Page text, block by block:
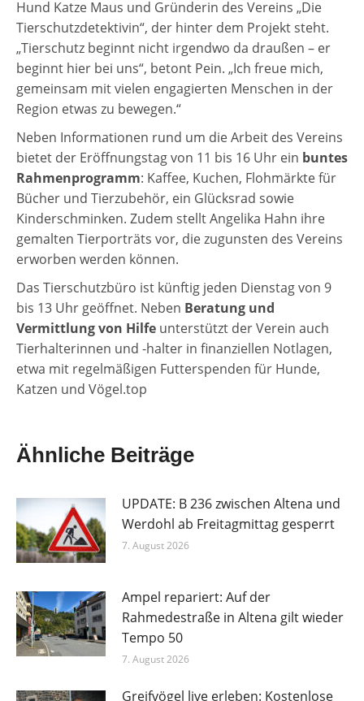
Hund Katze Maus und Gründerin des Vereins „Die
Tierschutzdetektivin“, der hinter dem Projekt steht.
„Tierschutz beginnt nicht irgendwo da draußen – er
beginnt hier bei uns“, betont Pein. „Ich freue mich,
gemeinsam mit vielen engagierten Menschen in der
Region etwas zu bewegen.“
Neben Informationen rund um die Arbeit des Vereins
bietet der Eröffnungstag von 11 bis 16 Uhr ein buntes
Rahmenprogramm: Kaffee, Kuchen, Flohmärkte für
Bücher und Tierzubehör, ein Glücksrad sowie
Kinderschminken. Zudem stellt Angelika Hahn ihre
gemalten Tierporträts vor, die zugunsten des Vereins
erworben werden können.
Das Tierschutzbüro ist künftig jeden Dienstag von 9
bis 13 Uhr geöffnet. Neben Beratung und
Vermittlung von Hilfe unterstützt der Verein auch
Tierhalterinnen und -halter in finanziellen Notlagen,
etwa mit regelmäßigen Futterspenden für Hunde,
Katzen und Vögel.top
Ähnliche Beiträge
UPDATE: B 236 zwischen Altena und
Werdohl ab Freitagmittag gesperrt
7. August 2026
Ampel repariert: Auf der
Rahmedestraße in Altena gilt wieder
Tempo 50
7. August 2026
Greifvögel live erleben: Kostenlose